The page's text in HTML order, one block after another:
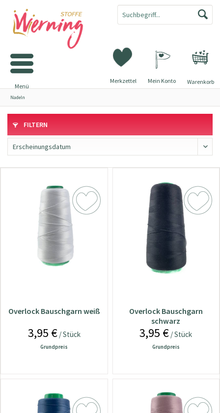
Warenkorb
Merkzettel Mein Konto
Menü
Nadeln
FILTERN
Overlock Bauschgarn weiß
3,95 €/ Stück
Grundpreis
Overlock Bauschgarn
schwarz
3,95 € / Stück
Grundpreis